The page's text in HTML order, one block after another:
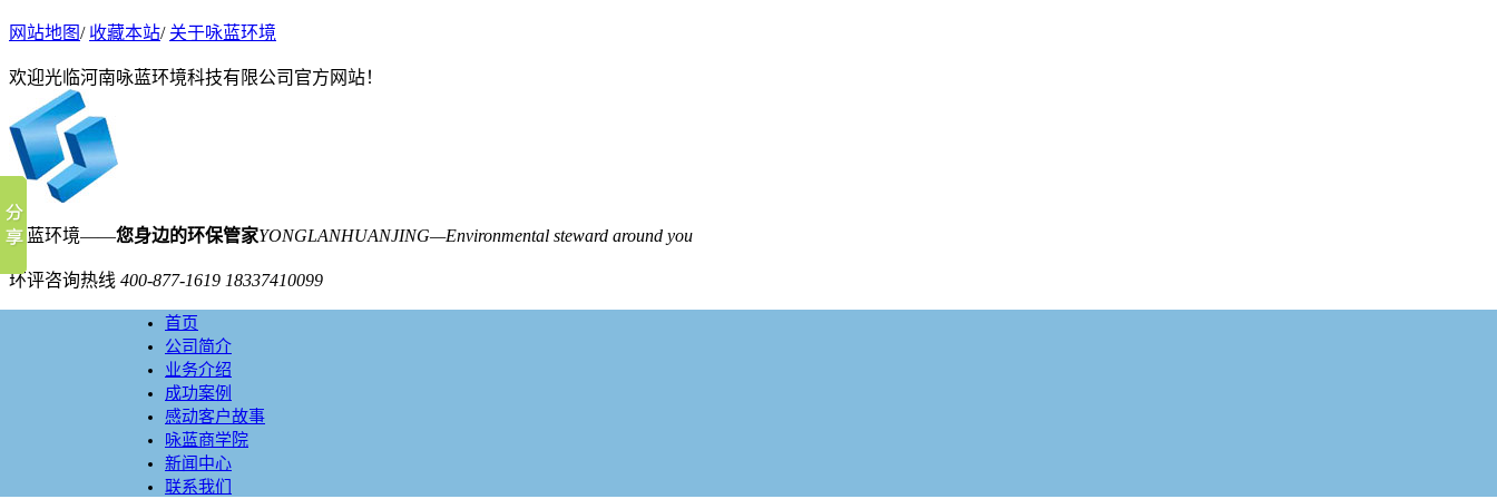
网站地图/ 收藏本站/ 关于咏蓝环境
欢迎光临河南咏蓝环境科技有限公司官方网站！
咏蓝环境——您身边的环保管家YONGLANHUANJING—Environmental steward around you
环评咨询热线 400-877-1619 18337410099
首页
公司简介
业务介绍
成功案例
感动客户故事
咏蓝商学院
新闻中心
联系我们